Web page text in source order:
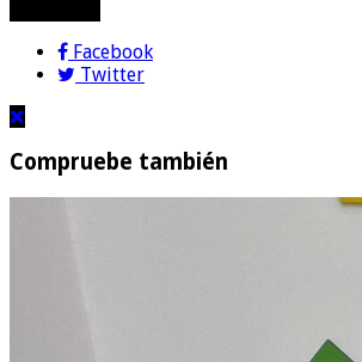
Facebook
Twitter
Compruebe también